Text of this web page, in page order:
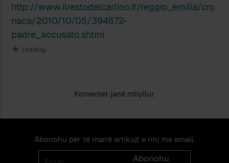
http://www.ilrestodelcarlino.it/reggio_emilia/cro
naca/2010/10/05/394672-
padre_accusato.shtml
Loading...
Komentet janë mbyllur.
Abonohu për të marrë artikujt e rinj me email.
Email
Abonohu